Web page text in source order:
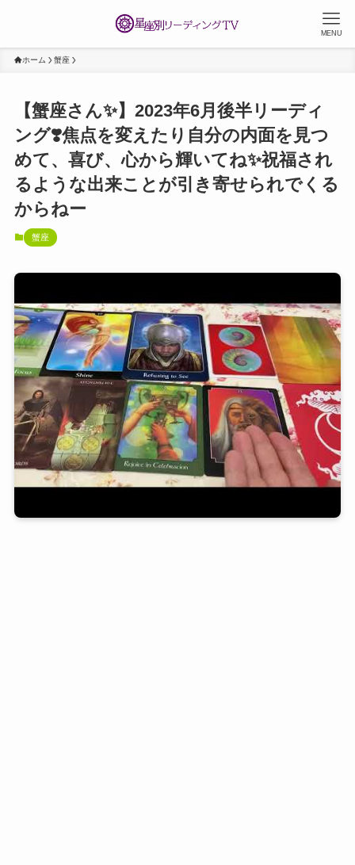
MENU
ホーム 蟹座
【蟹座さん✨】2023年6月後半リーディ
ング❣️焦点を変えたり自分の内面を見つ
めて、喜び、心から輝いてね✨祝福され
るような出来ことが引き寄せられでくる
からねー
蟹座